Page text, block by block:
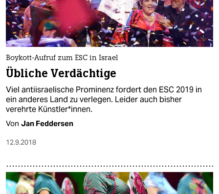
genossenschaft
epaper login
Boykott-Aufruf zum ESC in Israel
Übliche Verdächtige
Viel antiisraelische Prominenz fordert den ESC 2019 in
ein anderes Land zu verlegen. Leider auch bisher
verehrte Künstler*innen.
Von Jan Feddersen
12.9.2018